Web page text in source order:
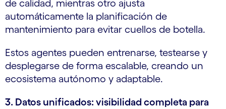
de calidad, mientras otro ajusta
automáticamente la planificación de
mantenimiento para evitar cuellos de botella.
Estos agentes pueden entrenarse, testearse y
desplegarse de forma escalable, creando un
ecosistema autónomo y adaptable.
3. Datos unificados: visibilidad completa para